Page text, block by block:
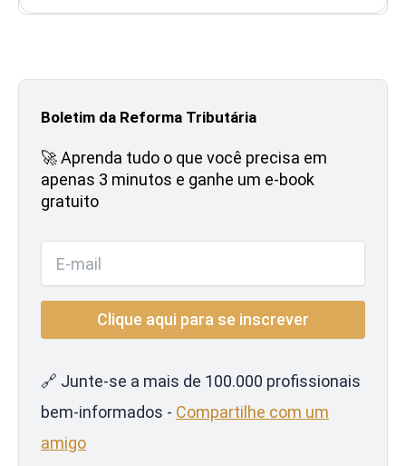
Boletim da Reforma Tributária
🚀 Aprenda tudo o que você precisa em
apenas 3 minutos e ganhe um e-book
gratuito
🔗 Junte-se a mais de 100.000 profissionais
bem-informados - Compartilhe com um
amigo